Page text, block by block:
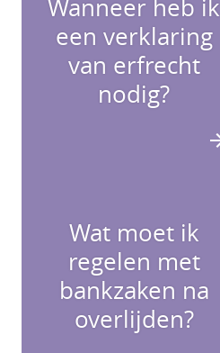
Wanneer heb ik
een verklaring
van erfrecht
nodig?
Wat moet ik
regelen met
bankzaken na
overlijden?